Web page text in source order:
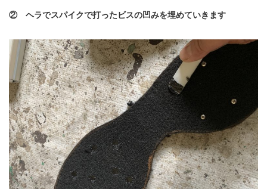
② ヘラでスパイクで打ったビスの凹みを埋めていきます